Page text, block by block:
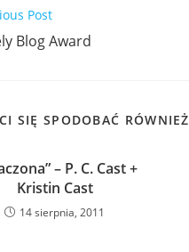
Post
Blog Award
SIĘ SPODOBAĆ RÓWNIEŻ
– P. C. Cast +
Kristin Cast
14 sierpnia, 2011